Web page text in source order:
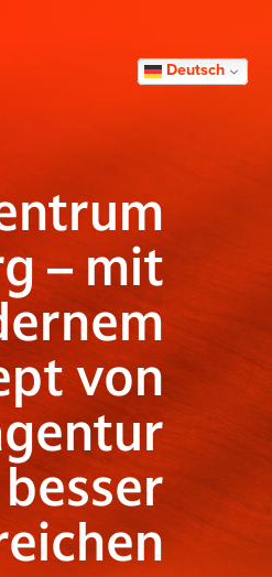
Deutsch
– mit
von